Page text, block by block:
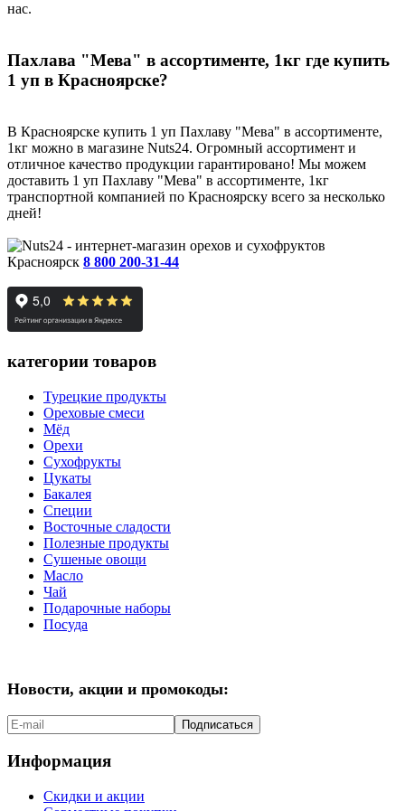
нас.
Пахлава "Мева" в ассортименте, 1кг где купить
1 уп в Красноярске?
В Красноярске купить 1 уп Пахлаву "Мева" в ассортименте,
1кг можно в магазине Nuts24. Огромный ассортимент и
отличное качество продукции гарантировано! Мы можем
доставить 1 уп Пахлаву "Мева" в ассортименте, 1кг
транспортной компанией по Красноярску всего за несколько
дней!
Красноярск 8 800 200-31-44
категории товаров
Турецкие продукты
Ореховые смеси
Мёд
Орехи
Сухофрукты
Цукаты
Бакалея
Специи
Восточные сладости
Полезные продукты
Сушеные овощи
Масло
Чай
Подарочные наборы
Посуда
Новости, акции и промокоды:
Подписаться
Информация
Скидки и акции